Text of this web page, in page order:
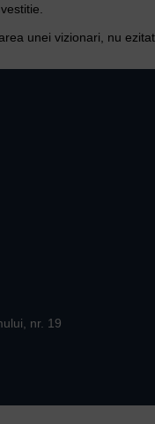
unei vizionari, nu
nr. 19